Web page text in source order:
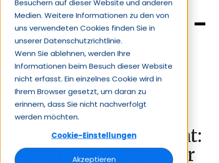
Besuchern auf dieser Website und anderen
Medien. Weitere Informationen zu den von
uns verwendeten Cookies finden Sie in
unserer Datenschutzrichtlinie.
Wenn Sie ablehnen, werden Ihre
Informationen beim Besuch dieser Website
nicht erfasst. Ein einzelnes Cookie wird in
Ihrem Browser gesetzt, um daran zu
erinnern, dass Sie nicht nachverfolgt
werden möchten.
Cookie-Einstellungen
Akzeptieren
Kompetenzen
Interim Management:
Führung auf Zeit für